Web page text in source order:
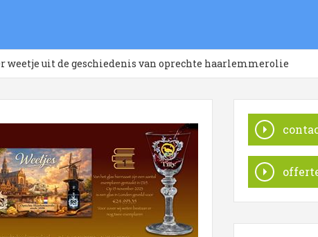
weetje uit de geschiedenis van oprechte haarlemmerolie